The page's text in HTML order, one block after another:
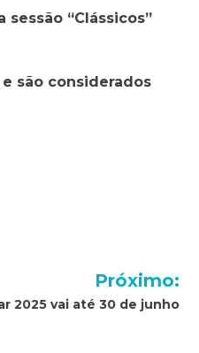
“Clássicos”
são considerados
Próximo:
2025 vai até 30 de junho